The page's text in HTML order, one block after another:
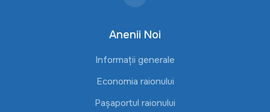
Anenii Noi
Informații generale
Economia raionului
Pașaportul raionului